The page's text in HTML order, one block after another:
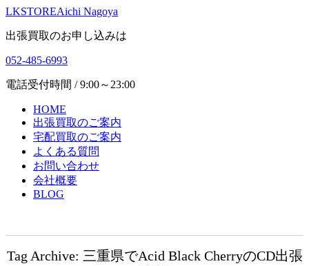
LKSTOREAichi Nagoya
出張買取のお申し込みは
052-485-6993
電話受付時間 / 9:00～23:00
HOME
出張買取のご案内
宅配買取のご案内
よくある質問
お問い合わせ
会社概要
BLOG
Tag Archive: 三重県でAcid Black CherryのCD出張